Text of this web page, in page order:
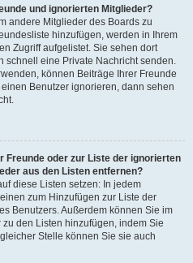
und ignorierten Mitglieder?
andere Mitglieder des Boards zu
hinzufügen, werden in Ihrem
Zugriff aufgelistet. Sie sehen dort
schnell eine Private Nachricht senden.
können Beiträge Ihrer Freunde
Benutzer ignorieren, dann sehen
Freunde oder zur Liste der ignorierten
aus den Listen entfernen?
diese Listen setzen: In jedem
zum Hinzufügen zur Liste der
Benutzers. Außerdem können Sie im
den Listen hinzufügen, indem Sie
Stelle können Sie sie auch